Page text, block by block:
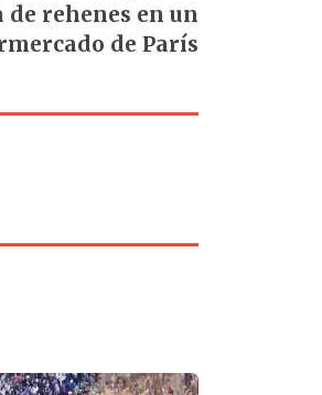
rehenes en un
de París